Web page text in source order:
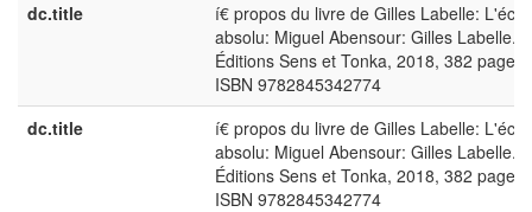
dc.title
í€ propos du livre de Gilles Labelle:
absolu: Miguel Abensour: Gilles Labelle.
Éditions Sens et Tonka, 2018, 382 pages.
ISBN 9782845342774
dc.title
í€ propos du livre de Gilles Labelle:
absolu: Miguel Abensour: Gilles Labelle.
Éditions Sens et Tonka, 2018, 382 pages.
ISBN 9782845342774